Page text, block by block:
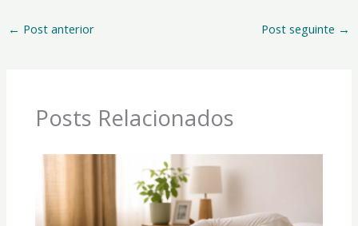
← Post anterior Post seguinte →
Posts Relacionados